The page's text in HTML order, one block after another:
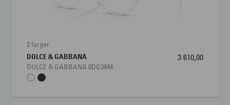
2 farger
DOLCE & GABBANA
DOLCE & GABBANA 0DG3444
3 610,00